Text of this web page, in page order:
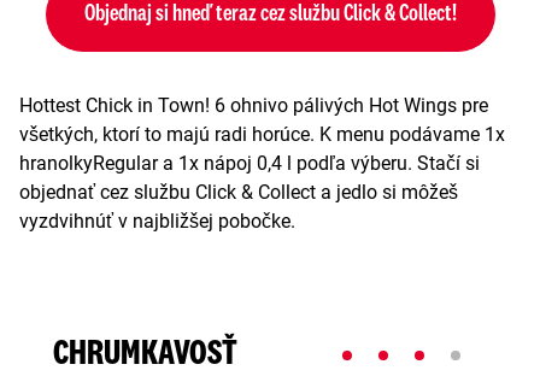
Objednaj si hneď teraz cez službu Click & Collect!
Hottest Chick in Town! 6 ohnivo pálivých Hot Wings pre
všetkých, ktorí to majú radi horúce. K menu podávame 1x
hranolkyRegular a 1x nápoj 0,4 l podľa výberu. Stačí si
objednať cez službu Click & Collect a jedlo si môžeš
vyzdvihnúť v najbližšej pobočke.
CHRUMKAVOSŤ